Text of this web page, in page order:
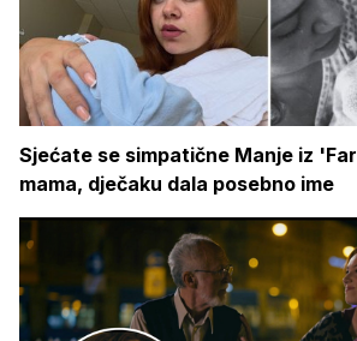
Sjećate se simpatične Manje iz
mama, dječaku dala posebno ime